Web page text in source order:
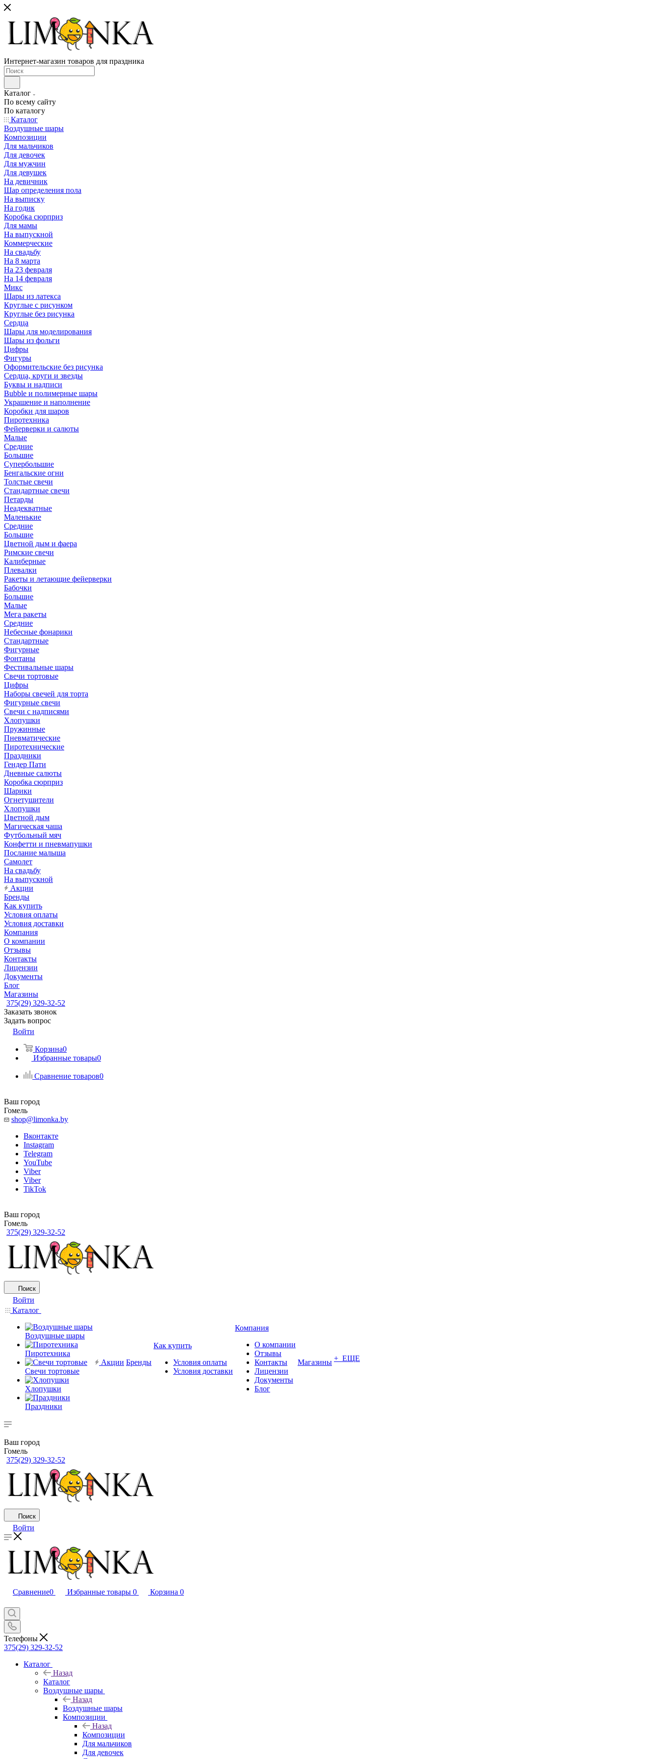
Интернет-магазин товаров для праздника
Каталог
По всему сайту
По каталогу
Каталог
Воздушные шары
Композиции
Для мальчиков
Для девочек
Для мужчин
Для девушек
На девичник
Шар определения пола
На выписку
На годик
Коробка сюрприз
Для мамы
На выпускной
Коммерческие
На свадьбу
На 8 марта
На 23 февраля
На 14 февраля
Микс
Шары из латекса
Круглые с рисунком
Круглые без рисунка
Сердца
Шары для моделирования
Шары из фольги
Цифры
Фигуры
Оформительские без рисунка
Сердца, круги и звезды
Буквы и надписи
Bubble и полимерные шары
Украшение и наполнение
Коробки для шаров
Пиротехника
Фейерверки и салюты
Малые
Средние
Большие
Супербольшие
Бенгальские огни
Толстые свечи
Стандартные свечи
Петарды
Неадекватные
Маленькие
Средние
Большие
Цветной дым и фаера
Римские свечи
Калиберные
Плевалки
Ракеты и летающие фейерверки
Бабочки
Большие
Малые
Мега ракеты
Средние
Небесные фонарики
Стандартные
Фигурные
Фонтаны
Фестивальные шары
Свечи тортовые
Цифры
Наборы свечей для торта
Фигурные свечи
Свечи с надписями
Хлопушки
Пружинные
Пневматические
Пиротехнические
Праздники
Гендер Пати
Дневные салюты
Коробка сюрприз
Шарики
Огнетушители
Хлопушки
Цветной дым
Магическая чаша
Футбольный мяч
Конфетти и пневмапушки
Послание малыша
Самолет
На свадьбу
На выпускной
Акции
Бренды
Как купить
Условия оплаты
Условия доставки
Компания
О компании
Отзывы
Контакты
Лицензии
Документы
Блог
Магазины
375(29) 329-32-52
Заказать звонок
Задать вопрос
Войти
Корзина0
Избранные товары0
Сравнение товаров0
Ваш город
Гомель
shop@limonka.by
Вконтакте
Instagram
Telegram
YouTube
Viber
Viber
TikTok
Ваш город
Гомель
375(29) 329-32-52
Поиск
Войти
Каталог
Воздушные шары
Пиротехника
Свечи тортовые
Хлопушки
Праздники
Акции Бренды
Как купить
Условия оплаты
Условия доставки
Компания
О компании
Отзывы
Контакты
Лицензии
Документы
Блог
Магазины + ЕЩЕ
Ваш город
Гомель
375(29) 329-32-52
Поиск
Войти
Сравнение0 Избранные товары 0 Корзина 0
Телефоны
375(29) 329-32-52
Каталог
Назад
Каталог
Воздушные шары
Назад
Воздушные шары
Композиции
Назад
Композиции
Для мальчиков
Для девочек